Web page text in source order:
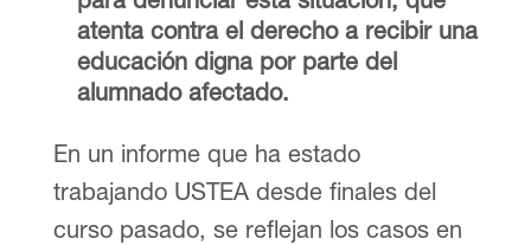
atenta contra el derecho a recibir una
educación digna por parte del
alumnado afectado.
En un informe que ha estado
trabajando USTEA desde finales del
curso pasado, se reflejan los casos en